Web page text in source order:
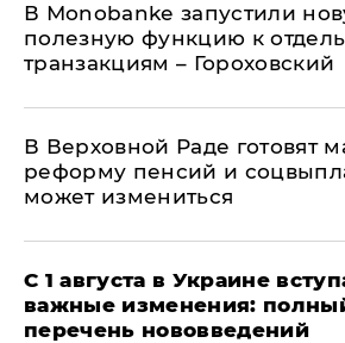
В Мonobankе запустили
полезную функцию к
транзакциям – Гороховский
В Верховной Раде готовят
реформу пенсий и
может измениться
С 1 августа в Украине
важные изменения:
перечень нововведений